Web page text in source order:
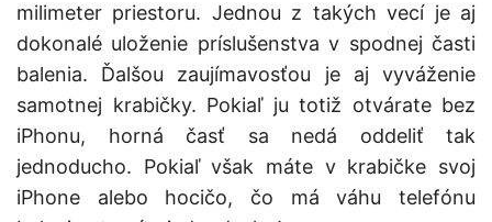
milimeter priestoru. Jednou z takých vecí je aj
dokonalé uloženie príslušenstva v spodnej časti
balenia. Ďalšou zaujímavosťou je aj vyváženie
samotnej krabičky. Pokiaľ ju totiž otvárate bez
iPhonu, horná časť sa nedá oddeliť tak
jednoducho. Pokiaľ však máte v krabičke svoj
iPhone alebo hocičo, čo má váhu telefónu